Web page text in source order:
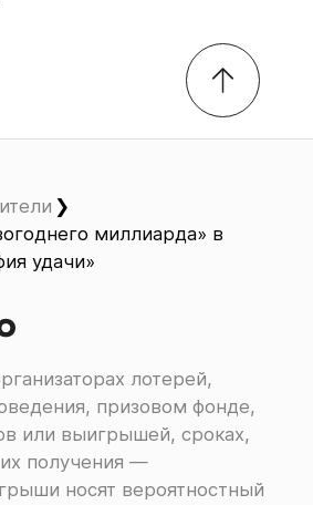
миллиарда» в
удачи»
лотерей,
призовом фонде,
или выигрышей, сроках,
получения ―
носят вероятностный